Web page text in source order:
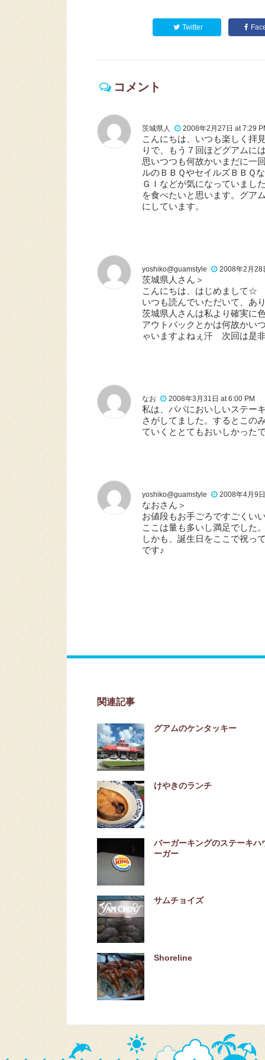
Twitter
コメント
茨城県人 2008年2月27日 at 7:29
こんにちは、いつも楽しく拝
りで、もう７回ほどグアムに
思いつつも何故かいまだに一
ルのＢＢＱやセイルズＢＢＱ
ＧＩなどが気になっていまし
を食べたいと思います。グア
にしています。
yoshiko@guamstyle 2008年2月28
茨城県人さん＞
こんにちは、はじめまして☆
いつも読んでいただいて、あ
茨城県人さんは私より確実に
アウトバックとかは何故かい
ゃいますよねぇ汗 次回は是
なお 2008年3月31日 at 6:00 PM
私は、パパにおいしいステー
さがしてました。するとこの
ていくととてもおいしかった
yoshiko@guamstyle 2008年4月9
なおさん＞
お値段もお手ごろですごくい
ここは量も多いし満足でした
しかも、誕生日をここで祝っ
です♪
関連記事
グアムのケンタッキー
けやきのランチ
バーガーキングのステーキハ
ーガー
サムチョイズ
Shoreline